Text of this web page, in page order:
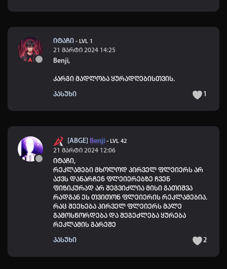
იტაჩი - LVL 1
21 მარტი 2024 14:25
Benji,
კარგი მადლობა ყურადღებისთვის.
პასუხი 1
[ABGE] Benji - LVL 42
21 მარტი 2024 12:06
იტაჩი,
რეკლამები მხოლოდ პირველ ფლეიერს არ
აქვს დანარჩენ ფლეიერებზე ჩვენ
ფიზიკურად არ შეგვიძლია მისი გათიშვა
რადგან ეს თვითონ ფლეიერის რეკლამებია.
რაც შეეხება პირველ ფლეიერს მალე
გამოსწორდება და შეგეძლება ყურება
რეკლამის გარეშე
პასუხი 2